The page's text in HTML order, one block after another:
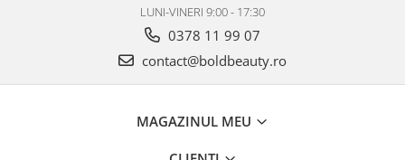
LUNI-VINERI 9:00 - 17:30
0378 11 99 07
contact@boldbeauty.ro
MAGAZINUL MEU